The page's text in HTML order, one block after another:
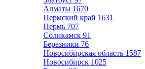
Алматы 1670
Пермский край 1631
Пермь 707
Соликамск 91
Березники 76
Новосибирская область 1587
Новосибирск 1025